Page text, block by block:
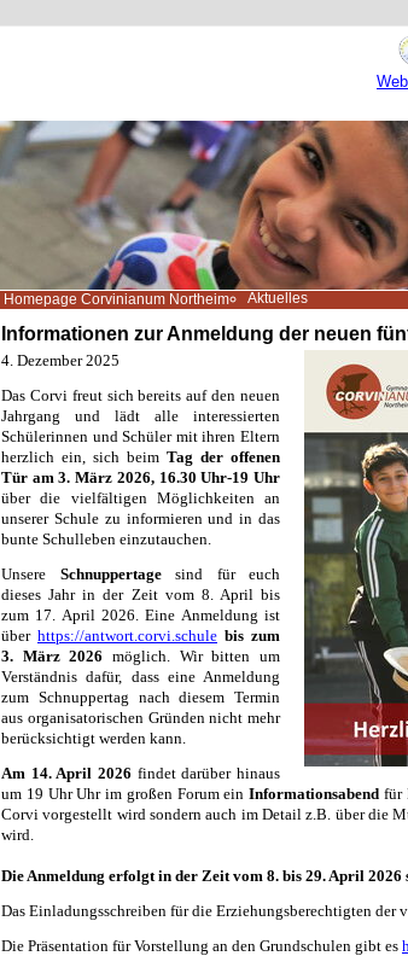
Homepage Corvinianum Northeim Aktuelles
Informationen zur Anmeldung der neuen
4. Dezember 2025
Das Corvi freut sich bereits auf den neuen
Jahrgang und lädt alle interessierten
Schülerinnen und Schüler mit ihren Eltern
herzlich ein, sich beim Tag der offenen
Tür am 3. März 2026, 16.30 Uhr-19 Uhr
über die vielfältigen Möglichkeiten an
unserer Schule zu informieren und in das
bunte Schulleben einzutauchen.
Unsere Schnuppertagesind für euch
dieses Jahr in der Zeit vom 8. April bis
zum 17. April 2026. Eine Anmeldung ist
über https://antwort.corvi.schule bis zum
3. März 2026 möglich. Wir bitten um
Verständnis dafür, dass eine Anmeldung
zum Schnuppertag nach diesem Termin
aus organisatorischen Gründen nicht mehr
berücksichtigt werden kann.
Am 14. April 2026 findet darüber hinaus
um 19 Uhr Uhr im großen Forum ein Informationsabend für
Corvi vorgestellt wird sondern auch im Detail z.B. über die
wird.
Die Anmeldung erfolgt in der Zeit vom 8. bis 29. April 2026
Das Einladungsschreiben für die Erziehungsberechtigten der
Die Präsentation für Vorstellung an den Grundschulen gibt es